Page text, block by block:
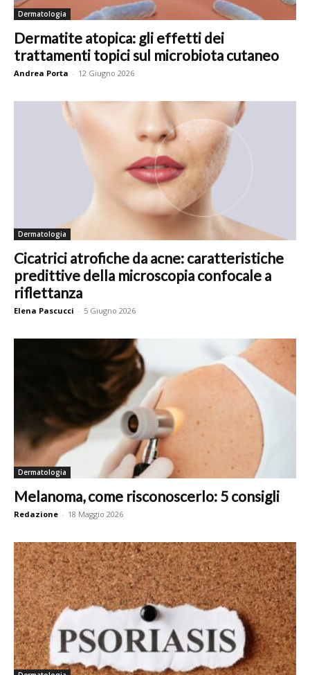
Dermatologia
Dermatite atopica: gli effetti dei
trattamenti topici sul microbiota cutaneo
Andrea Porta - 12 Giugno 2026
Dermatologia
Cicatrici atrofiche da acne: caratteristiche
predittive della microscopia confocale a
riflettanza
Elena Pascucci - 5 Giugno 2026
Dermatologia
Melanoma, come risconoscerlo: 5 consigli
Redazione - 18 Maggio 2026